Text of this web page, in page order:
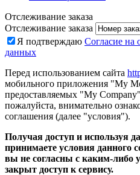
Отслеживание заказа
Отслеживание заказа
Я подтверждаю Согласие на
данных
Перед использованием сайта
мобильного приложения "My
предоставляемых "My
пожалуйста, внимательно
соглашения (далее "условия").
Получая доступ и используя
принимаете условия данного
вы не согласны с каким-либо
закрыт доступ к сервису.